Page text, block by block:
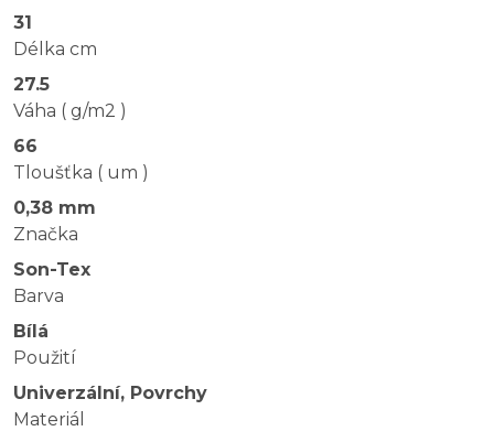
31
Délka cm
27.5
Váha ( g/m2 )
66
Tloušťka ( um )
0,38 mm
Značka
Son-Tex
Barva
Bílá
Použití
Univerzální, Povrchy
Materiál